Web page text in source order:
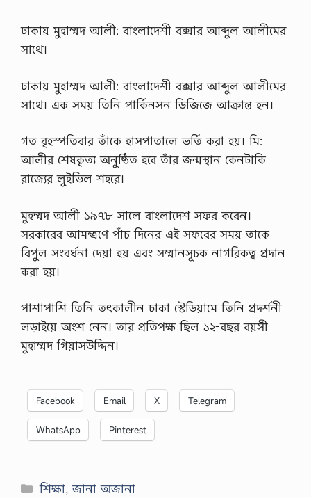
/
ঢাকায় মুহাম্মদ আলী: বাংলাদেশী বক্সার আব্দুল আলীমের
সাথে।
ঢাকায় মুহাম্মদ আলী: বাংলাদেশী বক্সার আব্দুল আলীমের
সাথে। এক সময় তিনি পার্কিনসন ডিজিজে আক্রান্ত হন।
গত বৃহস্পতিবার তাঁকে হাসপাতালে ভর্তি করা হয়। মি:
আলীর শেষকৃত্য অনুষ্ঠিত হবে তাঁর জন্মস্থান কেনটাকি
রাজ্যের লুইভিল শহরে।
মুহম্মদ আলী ১৯৭৮ সালে বাংলাদেশ সফর করেন।
সরকারের আমন্ত্রণে পাঁচ দিনের এই সফরের সময় তাকে
বিপুল সংবর্ধনা দেয়া হয় এবং সম্মানসূচক নাগরিকত্ব প্রদান
করা হয়।
পাশাপাশি তিনি তৎকালীন ঢাকা স্টেডিয়ামে তিনি প্রদর্শনী
লড়াইয়ে অংশ নেন। তার প্রতিপক্ষ ছিল ১২-বছর বয়সী
মুহাম্মদ গিয়াসউদ্দিন।
Facebook Email X Telegram
WhatsApp Pinterest
Categories
শিক্ষা,জানা অজানা